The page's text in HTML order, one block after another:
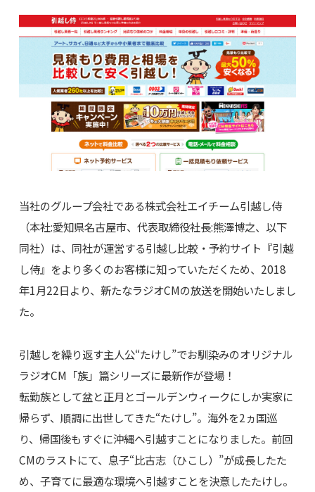
当社のグループ会社である株式会社エイチーム引越し侍
（本社:愛知県名古屋市、代表取締役社長:熊澤博之、以下
同社）は、同社が運営する引越し比較・予約サイト『引越
し侍』をより多くのお客様に知っていただくため、2018
年1月22日より、新たなラジオCMの放送を開始いたしまし
た。
引越しを繰り返す主人公“たけし”でお馴染みのオリジナル
ラジオCM「族」篇シリーズに最新作が登場！
転勤族として盆と正月とゴールデンウィークにしか実家に
帰らず、順調に出世してきた“たけし”。海外を2ヵ国巡
り、帰国後もすぐに沖縄へ引越すことになりました。前回
CMのラストにて、息子“比古志（ひこし）”が成長したた
め、子育てに最適な環境へ引越すことを決意したたけし。